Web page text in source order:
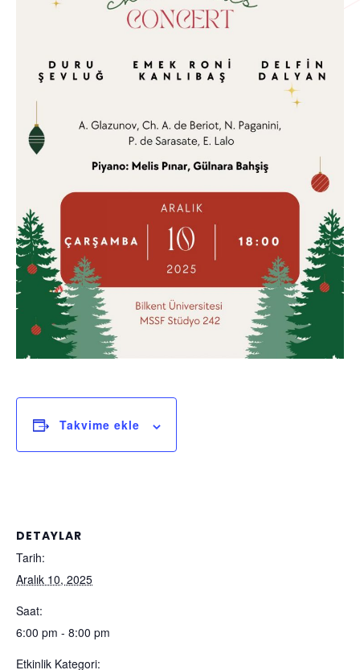
Takvime ekle
DETAYLAR
Tarih:
Aralık 10, 2025
Saat:
6:00 pm - 8:00 pm
Etkinlik Kategori: